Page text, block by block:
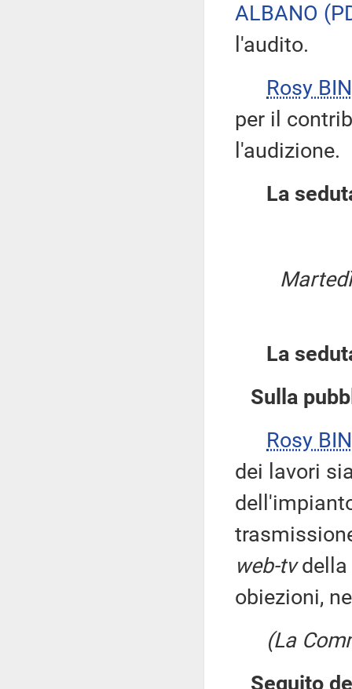
ALBANO
l'audito.
Rosy
per il
l'audizione.
La
La
Sulla
Rosy
dei lavori
web-tvdella
obiezioni,
(La
Seguito